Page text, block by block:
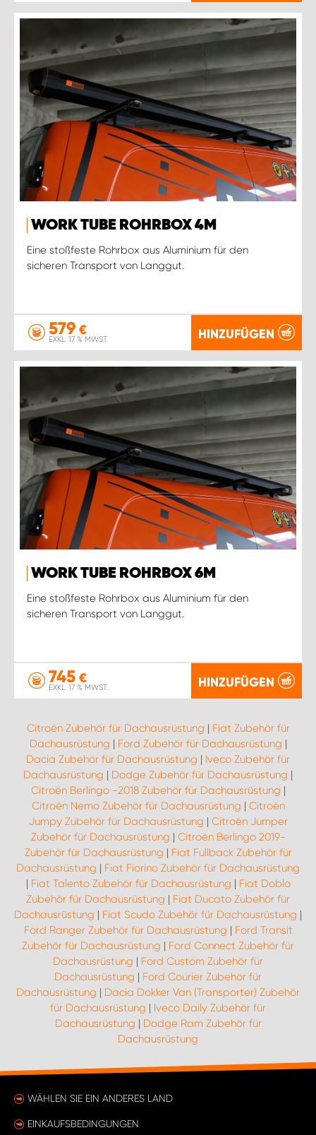
WORK TUBE ROHRBOX 4M
Eine stoßfeste Rohrbox aus Aluminium für den
sicheren Transport von Langgut.
579 €
EXKL. 17 % MWST. HINZUFÜGEN
WORK TUBE ROHRBOX 6M
Eine stoßfeste Rohrbox aus Aluminium für den
sicheren Transport von Langgut.
745 €
EXKL. 17 % MWST. HINZUFÜGEN
Citroën Zubehör für Dachausrüstung | Fiat Zubehör für
Dachausrüstung | Ford Zubehör für Dachausrüstung |
Dacia Zubehör für Dachausrüstung | Iveco Zubehör für
Dachausrüstung | Dodge Zubehör für Dachausrüstung |
Citroën Berlingo -2018 Zubehör für Dachausrüstung |
Citroën Nemo Zubehör für Dachausrüstung | Citroën
Jumpy Zubehör für Dachausrüstung | Citroën Jumper
Zubehör für Dachausrüstung | Citroën Berlingo 2019-
Zubehör für Dachausrüstung | Fiat Fullback Zubehör für
Dachausrüstung | Fiat Fiorino Zubehör für Dachausrüstung
| Fiat Talento Zubehör für Dachausrüstung | Fiat Doblo
Zubehör für Dachausrüstung | Fiat Ducato Zubehör für
Dachausrüstung | Fiat Scudo Zubehör für Dachausrüstung |
Ford Ranger Zubehör für Dachausrüstung | Ford Transit
Zubehör für Dachausrüstung | Ford Connect Zubehör für
Dachausrüstung | Ford Custom Zubehör für
Dachausrüstung | Ford Courier Zubehör für
Dachausrüstung | Dacia Dokker Van (Transporter) Zubehör
für Dachausrüstung | Iveco Daily Zubehör für
Dachausrüstung | Dodge Ram Zubehör für
Dachausrüstung
WÄHLEN SIE EIN ANDERES LAND
EINKAUFSBEDINGUNGEN